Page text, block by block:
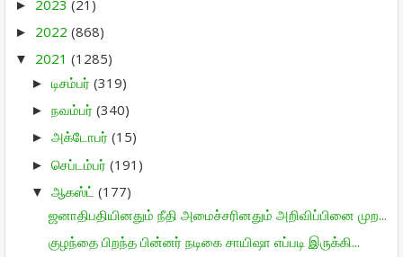
► 2023 (21)
► 2022 (868)
▼ 2021 (1285)
► டிசம்பர் (319)
► நவம்பர் (340)
► அக்டோபர் (15)
► செப்டம்பர் (191)
▼ ஆகஸ்ட் (177)
ஜனாதிபதியினதும் நீதி அமைச்சரினதும் அறிவிப்பினை முற...
குழந்தை பிறந்த பின்னர் நடிகை சாயிஷா எப்படி இருக்கி...